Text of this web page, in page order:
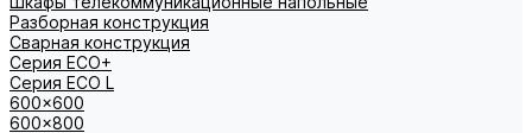
Разборная конструкция
Сварная конструкция
Серия ECO+
Серия ECO L
600x600
600x800